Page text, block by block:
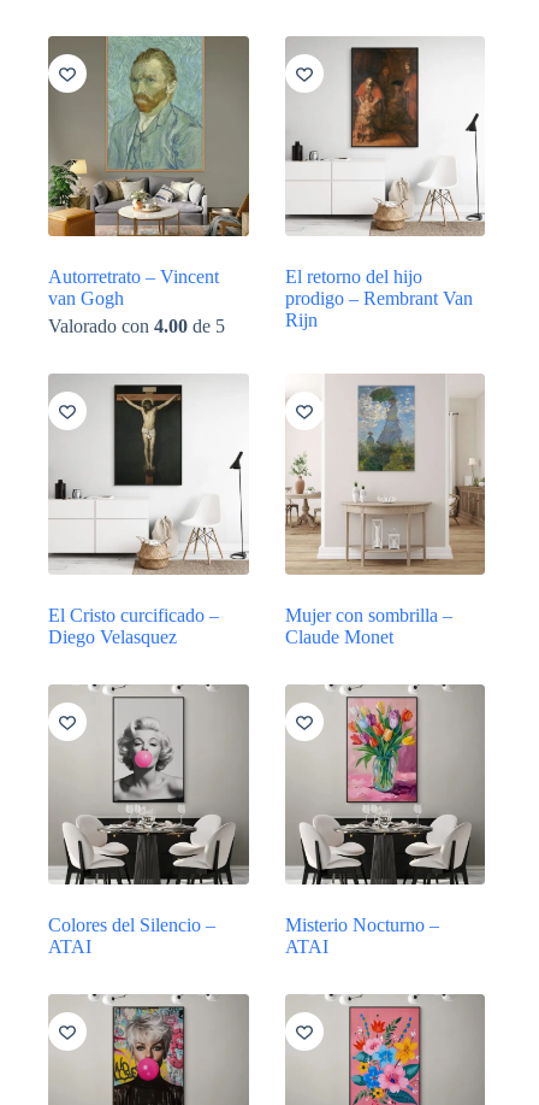
Autorretrato – Vincent
van Gogh
Valorado con 4.00 de 5
El retorno del hijo
prodigo – Rembrant Van
Rijn
El Cristo curcificado –
Diego Velasquez
Mujer con sombrilla –
Claude Monet
Colores del Silencio –
ATAI
Misterio Nocturno –
ATAI